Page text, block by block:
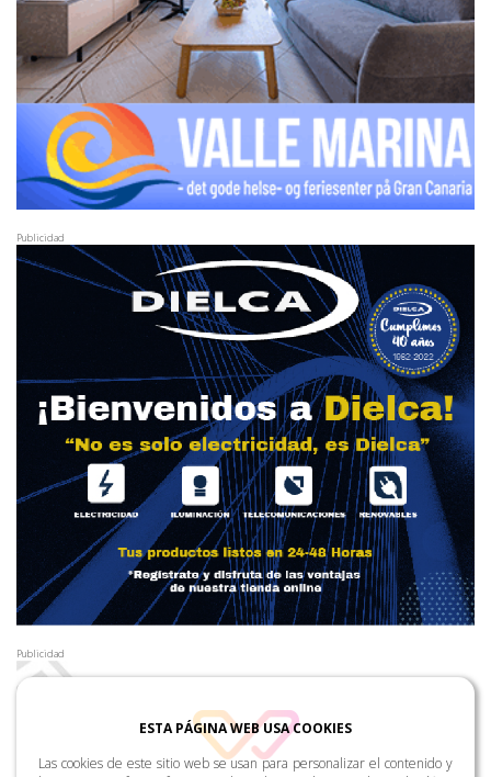
Publicidad
Publicidad
ESTA PÁGINA WEB USA COOKIES
Las cookies de este sitio web se usan para personalizar el contenido y